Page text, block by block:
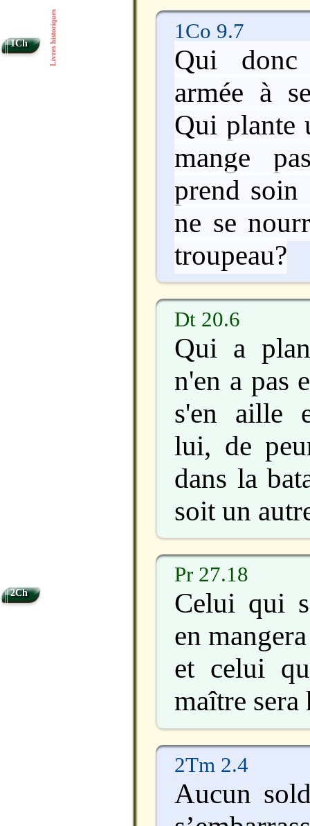
1Co 9.7
Qui
armée à
Qui plante
mange
prend soin
ne se
troupeau?
Dt 20.6
Qui a
n'en a pas
s'en aille
lui, de
dans la
soit un
Pr 27.18
Celui qui
en
et celui
maître sera
2Tm 2.4
Aucun
1Ch
2Ch
Livres historiques